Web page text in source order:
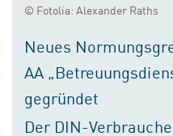
© Fotolia: Alexander Raths
Neues
AA
gegründet
Der DIN-